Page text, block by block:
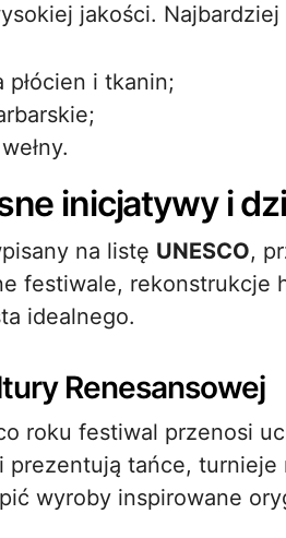
jakości. Najbardziej
płócien i tkanin;
inicjatywy i
na listę UNESCO,
festiwale, rekonstrukcje
idealnego.
Renesansowej
roku festiwal przenosi
prezentują tańce,
wyroby inspirowane